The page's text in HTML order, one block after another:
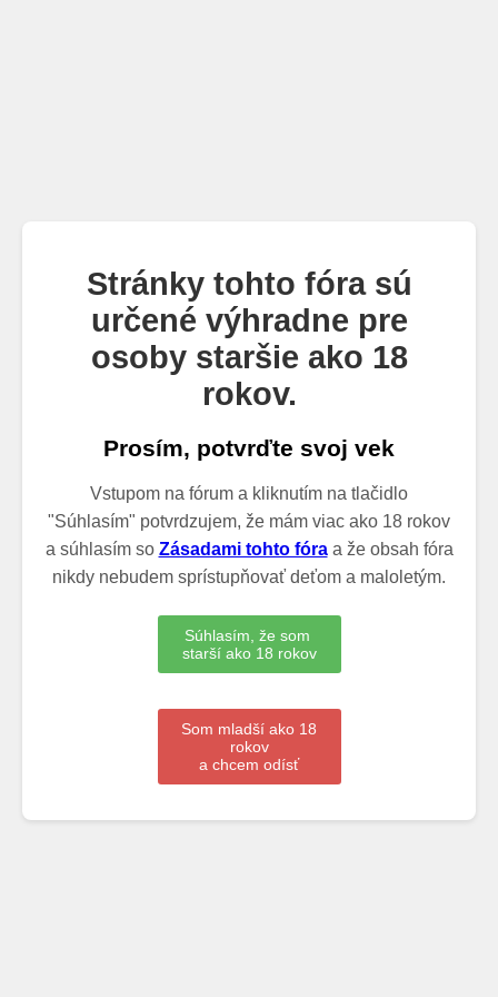
Stránky tohto fóra sú
určené výhradne pre
osoby staršie ako 18
rokov.
Prosím, potvrďte svoj vek
Vstupom na fórum a kliknutím na tlačidlo
"Súhlasím" potvrdzujem, že mám viac ako 18 rokov
a súhlasím so Zásadami tohto fóraa že obsah fóra
nikdy nebudem sprístupňovať deťom a maloletým.
Súhlasím, že som
starší ako 18 rokov
Som mladší ako 18
rokov
a chcem odísť